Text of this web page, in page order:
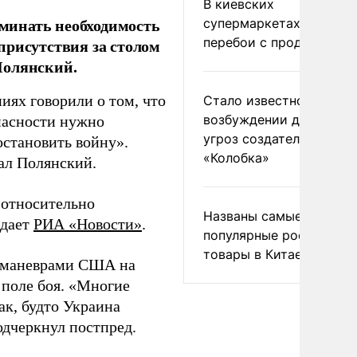
необходимость
за столом
говорили о том, что
нужно
войну».
Полянский.
РИА «Новости».
маневрами США на
боя. «Многие
будто Украина
постпред.
В киевских
супермаркетах
перебои с продуктами
Стало известно о
возбуждении дела из-
угроз создателям
«Колобка»
Названы самые
популярные российские
товары в Китае